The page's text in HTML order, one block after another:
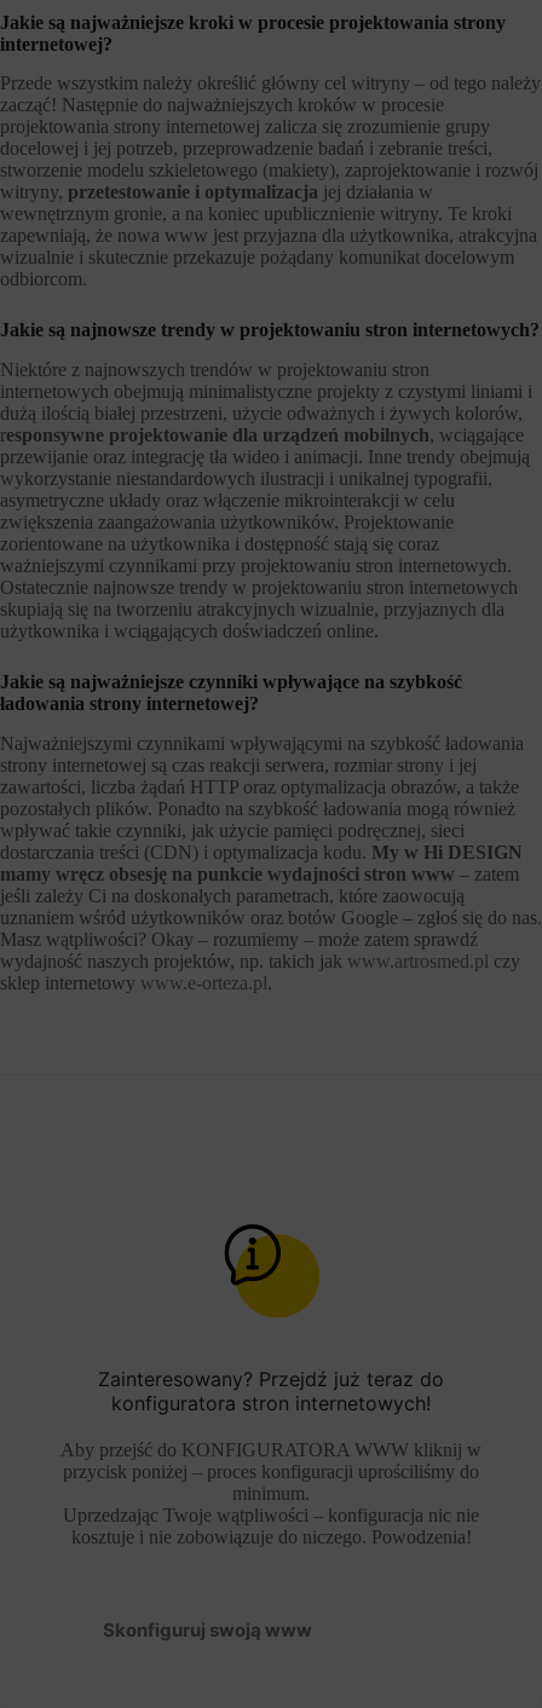
Jakie są najważniejsze kroki w procesie projektowania strony
internetowej?
Przede wszystkim należy określić główny cel witryny – od tego należy
zacząć! Następnie do najważniejszych kroków w procesie
projektowania strony internetowej zalicza się zrozumienie grupy
docelowej i jej potrzeb, przeprowadzenie badań i zebranie treści,
stworzenie modelu szkieletowego (makiety), zaprojektowanie i rozwój
witryny, przetestowanie i optymalizacja jej działania w
wewnętrznym gronie, a na koniec upublicznienie witryny. Te kroki
zapewniają, że nowa www jest przyjazna dla użytkownika, atrakcyjna
wizualnie i skutecznie przekazuje pożądany komunikat docelowym
odbiorcom.
Jakie są najnowsze trendy w projektowaniu stron internetowych?
Niektóre z najnowszych trendów w projektowaniu stron
internetowych obejmują minimalistyczne projekty z czystymi liniami i
dużą ilością białej przestrzeni, użycie odważnych i żywych kolorów,
responsywne projektowanie dla urządzeń mobilnych, wciągające
przewijanie oraz integrację tła wideo i animacji. Inne trendy obejmują
wykorzystanie niestandardowych ilustracji i unikalnej typografii,
asymetryczne układy oraz włączenie mikrointerakcji w celu
zwiększenia zaangażowania użytkowników. Projektowanie
zorientowane na użytkownika i dostępność stają się coraz
ważniejszymi czynnikami przy projektowaniu stron internetowych.
Ostatecznie najnowsze trendy w projektowaniu stron internetowych
skupiają się na tworzeniu atrakcyjnych wizualnie, przyjaznych dla
użytkownika i wciągających doświadczeń online.
Jakie są najważniejsze czynniki wpływające na szybkość
ładowania strony internetowej?
Najważniejszymi czynnikami wpływającymi na szybkość ładowania
strony internetowej są czas reakcji serwera, rozmiar strony i jej
zawartości, liczba żądań HTTP oraz optymalizacja obrazów, a także
pozostałych plików. Ponadto na szybkość ładowania mogą również
wpływać takie czynniki, jak użycie pamięci podręcznej, sieci
dostarczania treści (CDN) i optymalizacja kodu. My w Hi DESIGN
mamy wręcz obsesję na punkcie wydajności stron www – zatem
jeśli zależy Ci na doskonałych parametrach, które zaowocują
uznaniem wśród użytkowników oraz botów Google – zgłoś się do nas.
Masz wątpliwości? Okay – rozumiemy – może zatem sprawdź
wydajność naszych projektów, np. takich jak www.artrosmed.pl czy
sklep internetowy www.e-orteza.pl.
Zainteresowany? Przejdź już teraz do
konfiguratora stron internetowych!
Aby przejść do KONFIGURATORA WWW kliknij w
przycisk poniżej – proces konfiguracji uprościliśmy do
minimum.
Uprzedzając Twoje wątpliwości – konfiguracja nic nie
kosztuje i nie zobowiązuje do niczego. Powodzenia!
Skonfiguruj swoją www